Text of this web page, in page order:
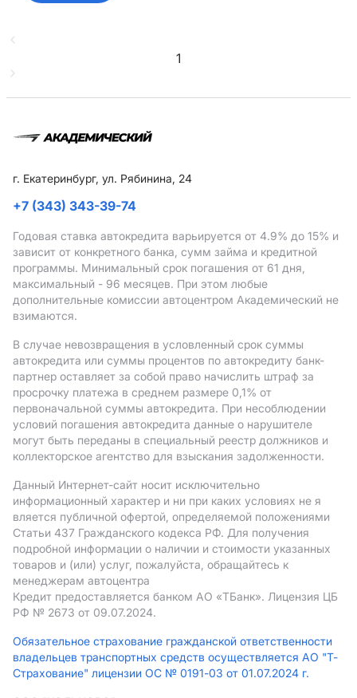
1
г. Екатеринбург, ул. Рябинина, 24
+7 (343) 343-39-74
Годовая ставка автокредита варьируется от 4.9% до 15% и
зависит от конкретного банка, сумм займа и кредитной
программы. Минимальный срок погашения от 61 дня,
максимальный - 96 месяцев. При этом любые
дополнительные комиссии автоцентром Академический не
взимаются.
В случае невозвращения в условленный срок суммы
автокредита или суммы процентов по автокредиту банк-
партнер оставляет за собой право начислить штраф за
просрочку платежа в среднем размере 0,1% от
первоначальной суммы автокредита. При несоблюдении
условий погашения автокредита данные о нарушителе
могут быть переданы в специальный реестр должников и
коллекторское агентство для взыскания задолженности.
Данный Интернет-сайт носит исключительно
информационный характер и ни при каких условиях не я
вляется публичной офертой, определяемой положениями
Статьи 437 Гражданского кодекса РФ. Для получения
подробной информации о наличии и стоимости указанных
товаров и (или) услуг, пожалуйста, обращайтесь к
менеджерам автоцентра
Кредит предоставляется банком АO «ТБанк». Лицензия ЦБ
РФ № 2673 от 09.07.2024.
Обязательное страхование гражданской ответственности
владельцев транспортных средств осуществляется АО "Т-
Страхование" лицензии ОС № 0191-03 от 01.07.2024 г.